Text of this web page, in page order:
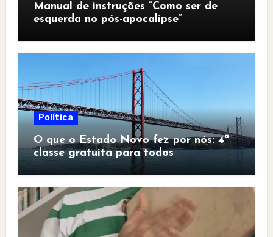
Manual de instruções “Como ser de
esquerda no pós-apocalipse”
Política
O que o Estado Novo fez por nós: 4ª
classe gratuita para todos